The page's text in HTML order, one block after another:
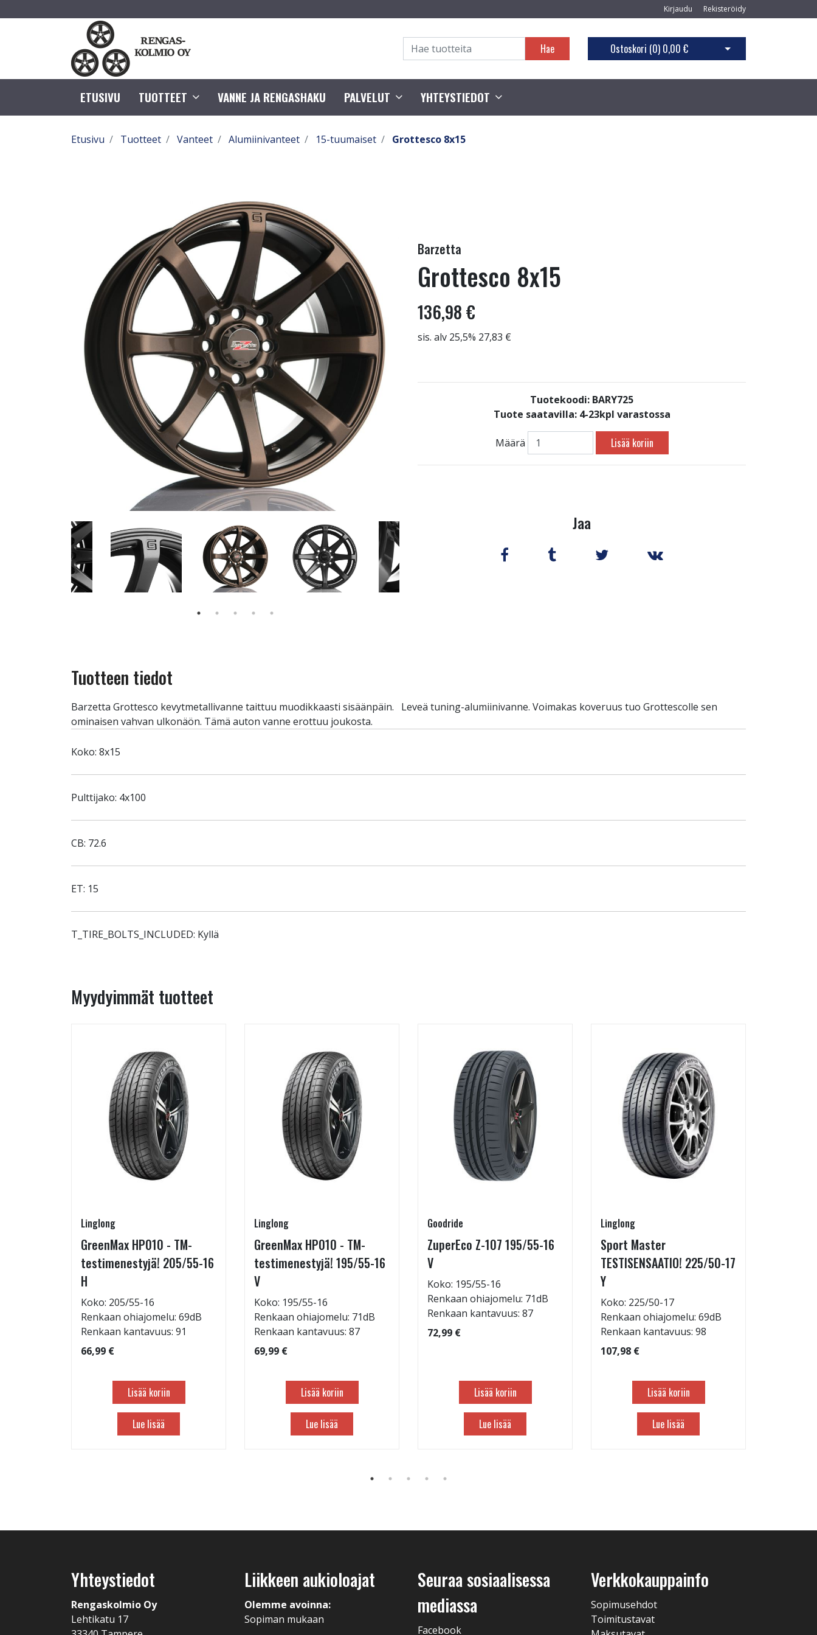
Kirjaudu Rekisteröidy
Hae Ostoskori (0) 0,00 € Avaa ostoskori
ETUSIVU TUOTTEET VANNE JA RENGASHAKU PALVELUT YHTEYSTIEDOT
Etusivu Tuotteet Vanteet Alumiinivanteet 15-tuumaiset Grottesco 8x15
Barzetta
Grottesco 8x15
136,98 €
sis. alv 25,5% 27,83 €
Tuotekoodi: BARY725
Tuote saatavilla: 4-23kpl varastossa
Määrä Lisää koriin
Jaa
Tuotteen tiedot
Barzetta Grottesco kevytmetallivanne taittuu muodikkaasti sisäänpäin. Leveä tuning-alumiinivanne. Voimakas koveruus tuo Grottescolle sen
ominaisen vahvan ulkonäön. Tämä auton vanne erottuu joukosta.
Koko: 8x15
Pulttijako: 4x100
CB: 72.6
ET: 15
T_TIRE_BOLTS_INCLUDED: Kyllä
Myydyimmät tuotteet
Linglong
GreenMax HP010 - TM-
testimenestyjä! 205/55-16
H
Koko: 205/55-16
Renkaan ohiajomelu: 69dB
Renkaan kantavuus: 91
66,99 €
Lisää koriin
Lue lisää
Linglong
GreenMax HP010 - TM-
testimenestyjä! 195/55-16
V
Koko: 195/55-16
Renkaan ohiajomelu: 71dB
Renkaan kantavuus: 87
69,99 €
Lisää koriin
Lue lisää
Goodride
ZuperEco Z-107 195/55-16
V
Koko: 195/55-16
Renkaan ohiajomelu: 71dB
Renkaan kantavuus: 87
72,99 €
Lisää koriin
Lue lisää
Linglong
Sport Master
TESTISENSAATIO! 225/50-17
Y
Koko: 225/50-17
Renkaan ohiajomelu: 69dB
Renkaan kantavuus: 98
107,98 €
Lisää koriin
Lue lisää
Yhteystiedot
Rengaskolmio Oy
Lehtikatu 17
Liikkeen aukioloajat
Olemme avoinna:
Sopiman mukaan
Seuraa sosiaalisessa
mediassa
Facebook
Verkkokauppainfo
Sopimusehdot
Toimitustavat